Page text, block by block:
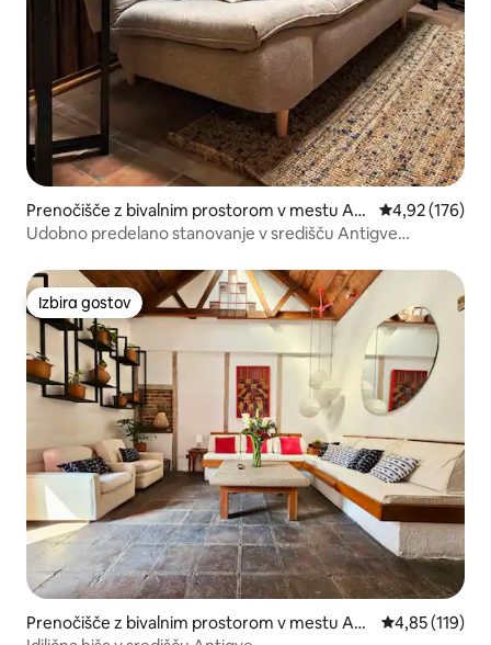
Prenočišče z bivalnim prostorom v mestu Ant
igua Guatemala
Povprečna
4,92 (176)
Udobno predelano stanovanje v središču Antigve
Izbira gostov
Izbira gostov
Prenočišče z bivalnim prostorom v mestu Ant
Povprečna
4,85 (119)